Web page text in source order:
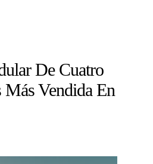
De Cuatro
Más Vendida En